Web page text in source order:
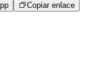
Copiar enlace